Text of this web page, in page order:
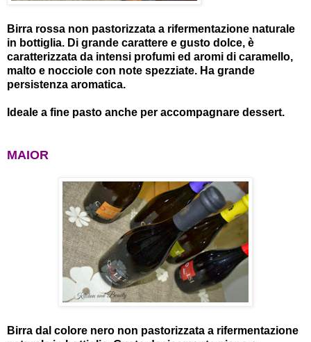
Birra rossa non pastorizzata a rifermentazione naturale
in bottiglia. Di grande carattere e gusto dolce, è
caratterizzata da intensi profumi ed aromi di caramello,
malto e nocciole con note spezziate. Ha grande
persistenza aromatica.
Ideale a fine pasto anche per accompagnare dessert.
MAIOR
Birra dal colore nero non pastorizzata a rifermentazione